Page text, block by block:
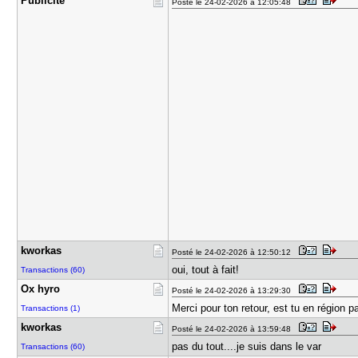
Posté le 24-02-2026 à 12:05:48
kworkas
Transactions (60)
Posté le 24-02-2026 à 12:50:12
oui, tout à fait!
Ox hyro
Transactions (1)
Posté le 24-02-2026 à 13:29:30
Merci pour ton retour, est tu en région
kworkas
Transactions (60)
Posté le 24-02-2026 à 13:59:48
pas du tout....je suis dans le var